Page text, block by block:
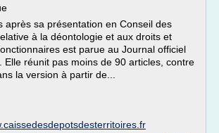
après sa présentation en Conseil des
à la déontologie et aux droits et
est parue au Journal officiel
Elle réunit pas moins de 90 articles, contre
la version à partir de...